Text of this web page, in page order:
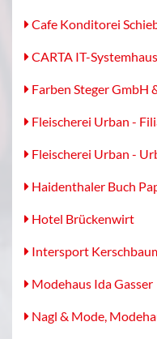
Cafe Konditorei
CARTA IT-
Farben Steger GmbH
Fleischerei Urban -
Fleischerei Urban -
Haidenthaler Buch
Hotel Brückenwirt
Intersport
Modehaus Ida Gasser
Nagl & Mode,